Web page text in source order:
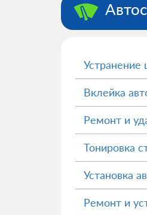
Устранение
Вклейка
Ремонт и
Тонировка
Установка
Ремонт и